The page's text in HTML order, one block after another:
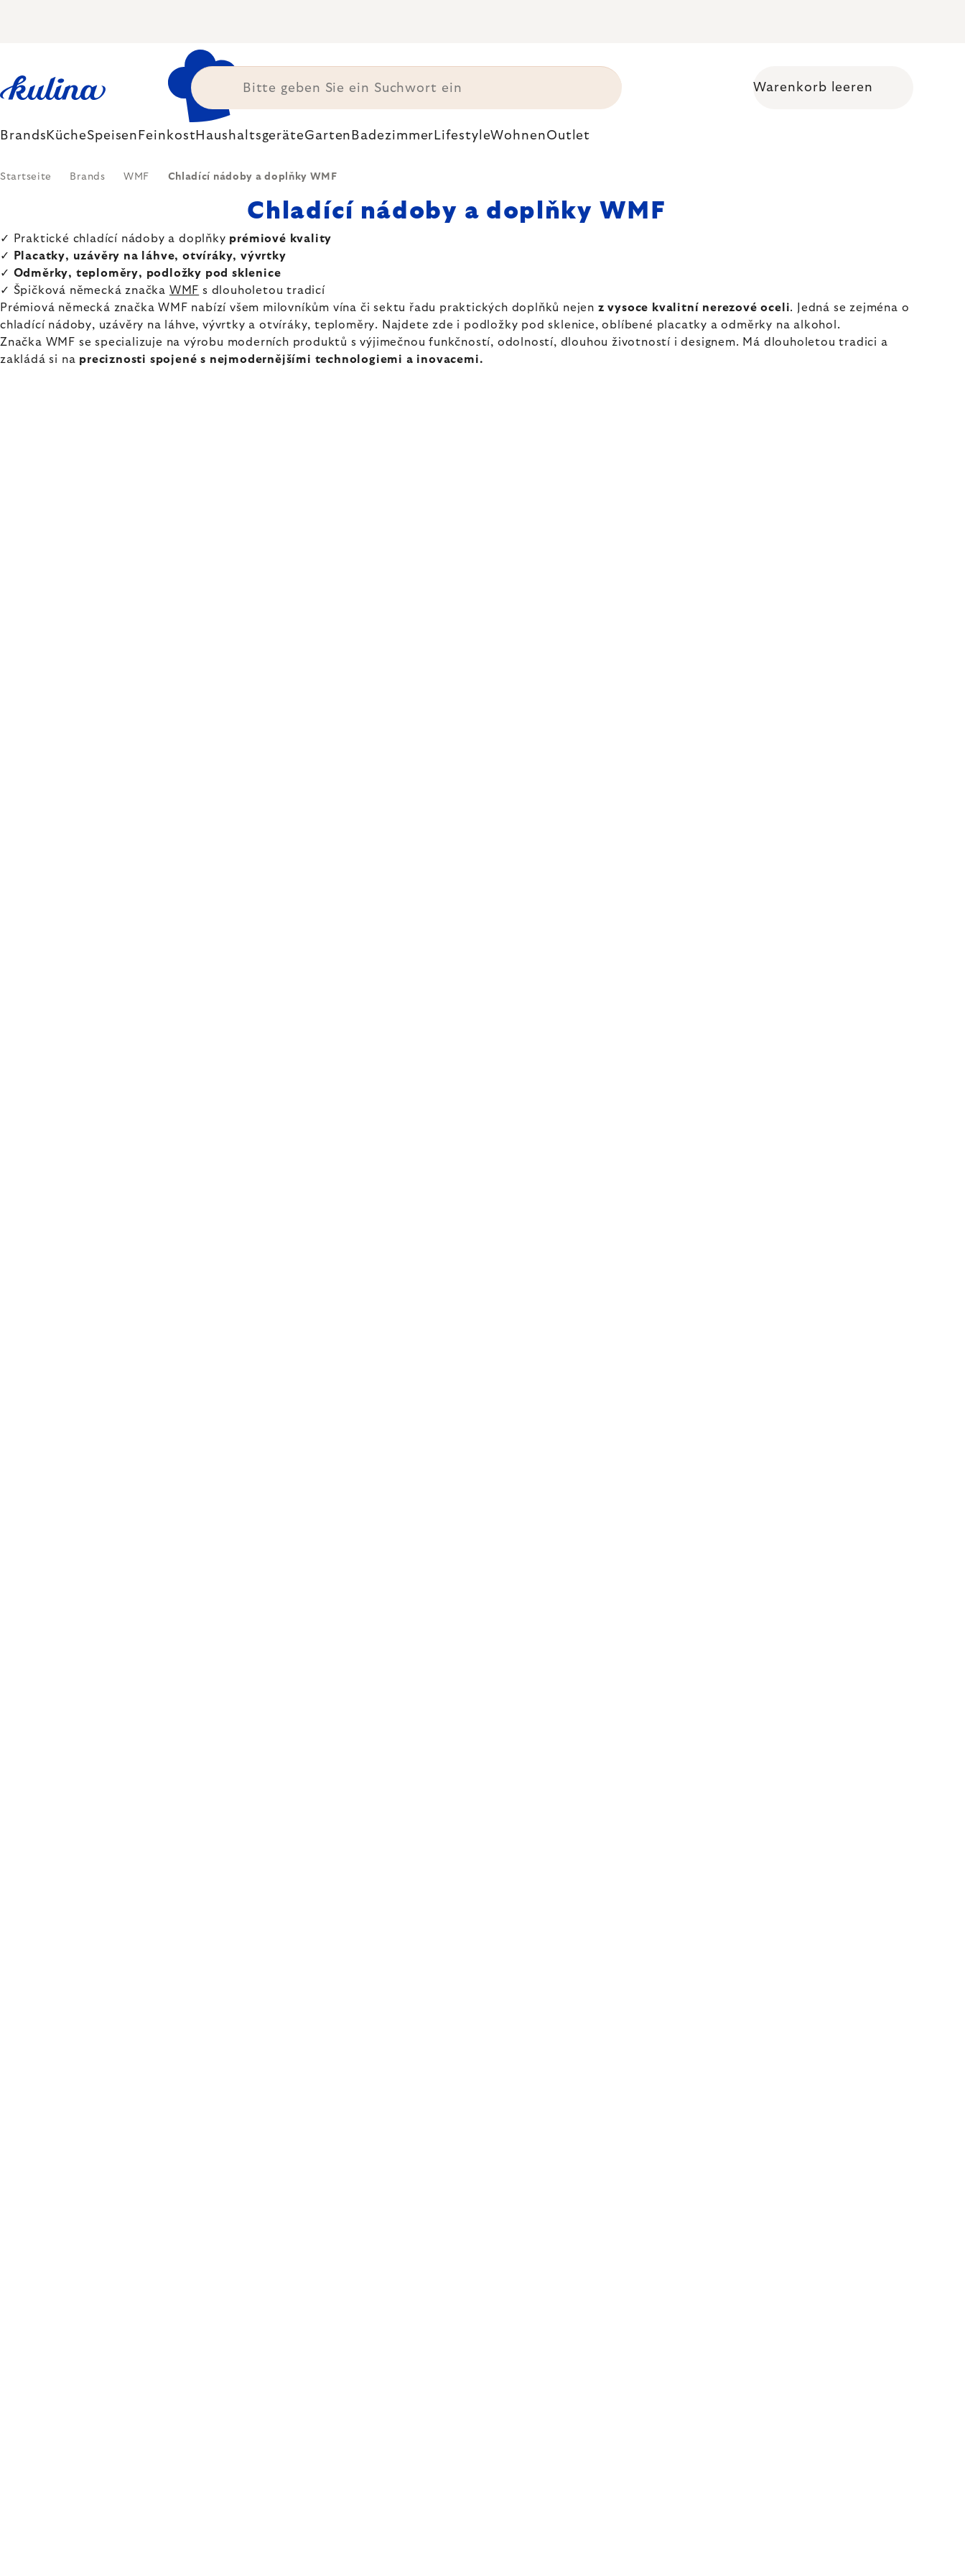
Warenkorb leeren
Brands KücheSpeisen FeinkostHaushaltsgeräteGarten Badezimmer LifestyleWohnenOutlet
Startseite Brands WMF Chladící nádoby a doplňky WMF
Chladící nádoby a doplňky WMF
✓ Praktické chladící nádoby a doplňky prémiové kvality
✓
Placatky, uzávěry na láhve, otvíráky, vývrtky
✓ Odměrky, teploměry, podložky pod sklenice
✓ Špičková německá značka WMF s dlouholetou tradicí
Prémiová německá značka WMF nabízí všem milovníkům vína či sektu řadu praktických doplňků nejen z vysoce kvalitní nerezové oceli. Jedná se zejména o
chladící nádoby, uzávěry na láhve, vývrtky a otvíráky, teploměry. Najdete zde i podložky pod sklenice, oblíbené placatky a odměrky na alkohol.
Značka WMF se specializuje na výrobu moderních produktů s výjimečnou funkčností, odolností, dlouhou životností i designem. Má dlouholetou tradici a
zakládá si na preciznosti spojené s nejmodernějšími technologiemi a inovacemi.